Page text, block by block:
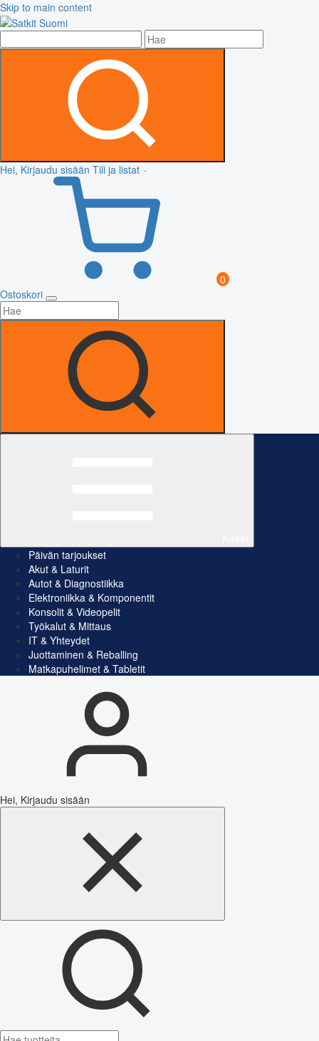
Skip to main content
Hei, Kirjaudu sisään Tili ja listat
0
Ostoskori
Päivän tarjoukset
Akut & Laturit
Autot & Diagnostiikka
Elektroniikka & Komponentit
Konsolit & Videopelit
Työkalut & Mittaus
IT & Yhteydet
Juottaminen & Reballing
Matkapuhelimet & Tabletit
Hei, Kirjaudu sisään